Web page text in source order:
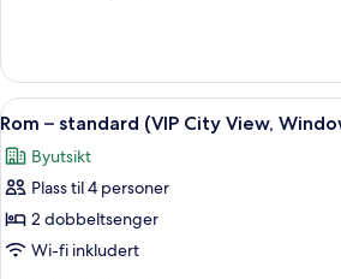
(Family
Room,
Window)
–
familie
(Family
Room,
Window)
Åpne
alle
bildene
av
Rom
–
Safe på
5
Rom – standard (VIP City View,
Byutsikt
Plass til 4 personer
2 dobbeltsenger
Wi-fi inkludert